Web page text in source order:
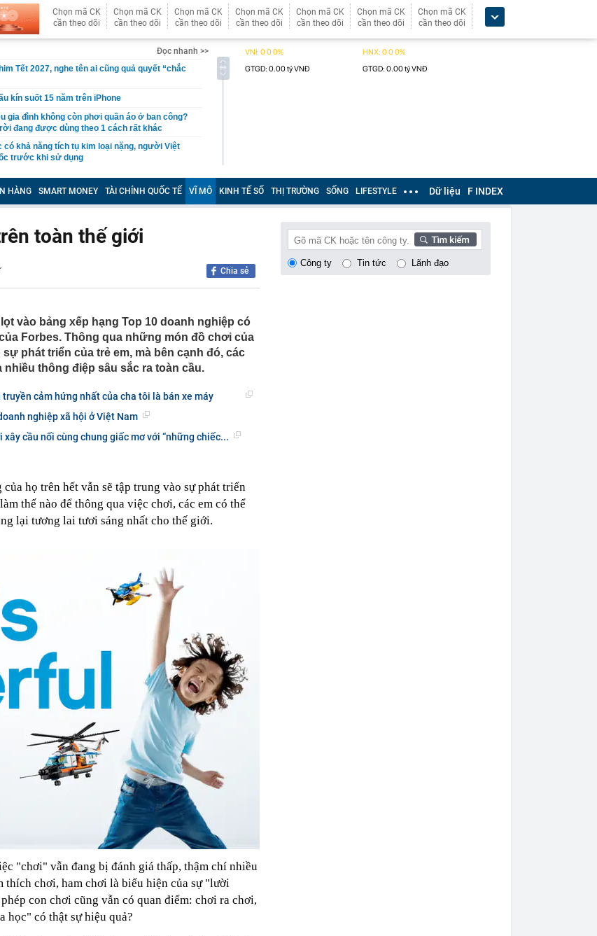
Chọn mã CK
cần theo dõi
Chọn mã CK
cần theo dõi
Chọn mã CK
cần theo dõi
Chọn mã CK
cần theo dõi
Chọn mã CK
cần theo dõi
Chọn mã CK
cần theo dõi
Chọn mã CK
cần theo dõi
Đọc nhanh >>
Tết 2027, nghe tên ai cũng quả quyết “chắc
kín suốt 15 năm trên iPhone
gia đình không còn phơi quần áo ở ban công?
đang được dùng theo 1 cách rất khác
có khả năng tích tụ kim loại nặng, người Việt
trước khi sử dụng
trở lại của học sinh 34 tỉnh, thành phố sau kỳ
món nào cũng có hành lá?
khăng khít, con trẻ được hưởng lợi!
vi phạm 21 lần
bội vì lộ tin về kho đạn dược Mỹ
tập thể dục sáng ở Việt Nam 'có tính gây
nắng nóng mới, chấm dứt mưa dông
dễ từ "vua của các loại rau", giàu axit folic gấp
sẽ tốt cho dạ dày và sống thọ
chụp ảnh cùng Quế Ngọc Hải: Giờ thành
lớn: Nhược điểm chính sẽ sớm trở thành dĩ
sau một đêm
xây 10.000 trạm đổi pin ô tô điện vào năm
HÀNG SMART MONEY TÀI CHÍNH QUỐC TẾ VĨ MÔ KINH TẾ SỐ THỊ TRƯỜNG SỐNG LIFESTYLE Dữ liệu F INDEX
toàn thế giới
Chia sẻ
vào bảng xếp hạng Top 10 doanh nghiệp có
Forbes. Thông qua những món đồ chơi của
phát triển của trẻ em, mà bên cạnh đó, các
thông điệp sâu sắc ra toàn cầu.
truyền cảm hứng nhất của cha tôi là bán xe máy
nghiệp xã hội ở Việt Nam
xây cầu nối cùng chung giấc mơ với “những chiếc...
họ trên hết vẫn sẽ tập trung vào sự phát triển
thế nào để thông qua việc chơi, các em có thể
lại tương lai tươi sáng nhất cho thế giới.
"chơi" vẫn đang bị đánh giá thấp, thậm chí nhiều
thích chơi, ham chơi là biểu hiện của sự "lười
con chơi cũng vẫn có quan điểm: chơi ra chơi,
học" có thật sự hiệu quả?
Công ty Tin tức Lãnh đạo